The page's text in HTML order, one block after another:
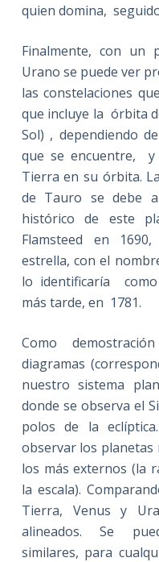
quien domina,
Finalmente, con un
Urano se puede ver
las constelaciones
que incluye la órbita
Sol) , dependiendo
que se encuentre,
Tierra en su órbita.
de Tauro se debe
histórico de este
Flamsteed en
estrella, con el
lo identificaría
más tarde, en 1781.
Como
diagramas
nuestro sistema
donde se observa el
polos de la
observar los planetas
los más externos (la
la escala).
Tierra, Venus y
alineados. Se
similares, para